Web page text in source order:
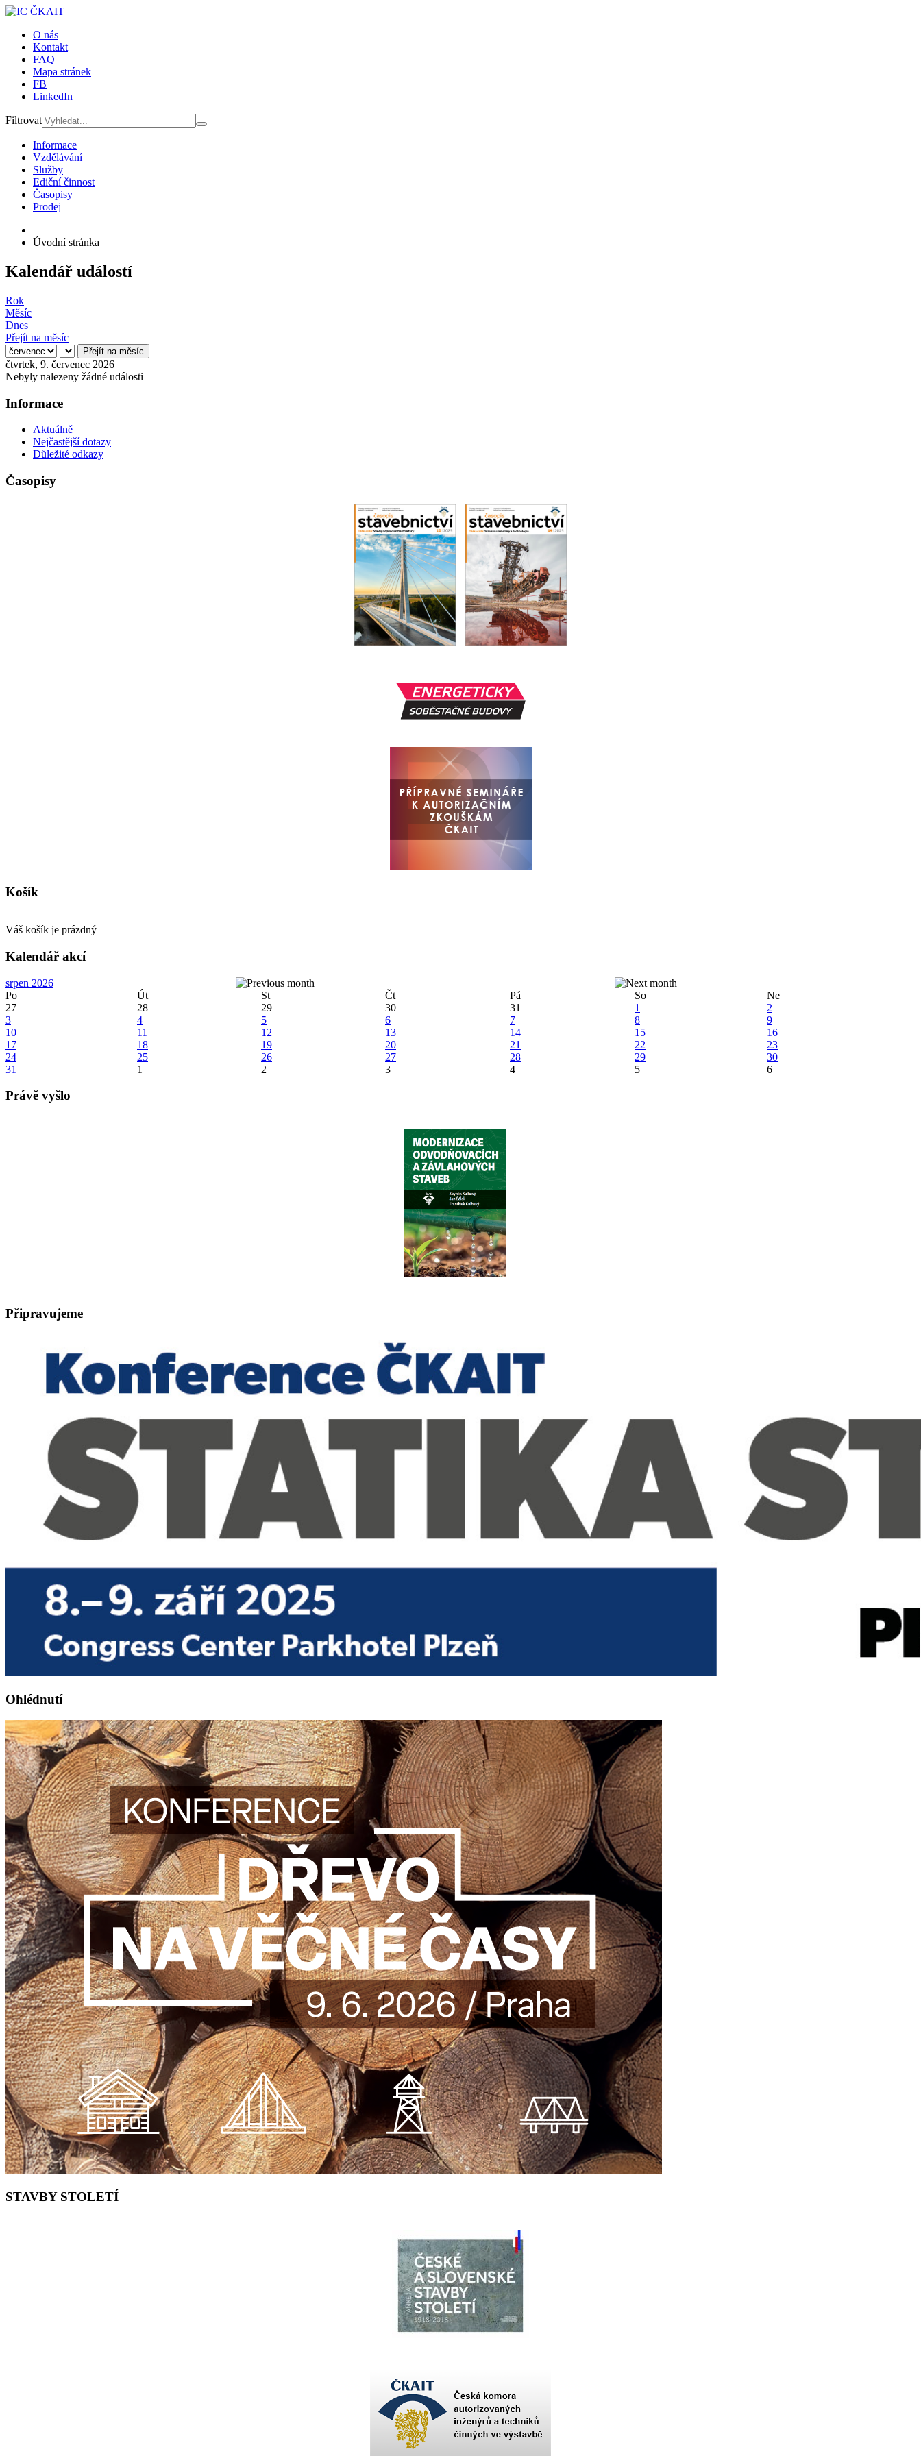
O nás
Kontakt
FAQ
Mapa stránek
FB
LinkedIn
Filtrovat
Informace
Vzdělávání
Služby
Ediční činnost
Časopisy
Prodej
Úvodní stránka
Kalendář událostí
Rok
Měsíc
Dnes
Přejít na měsíc
Přejít na měsíc
čtvrtek, 9. červenec 2026
Nebyly nalezeny žádné události
Informace
Aktuálně
Nejčastější dotazy
Důležité odkazy
Časopisy
Košík
Váš košík je prázdný
Kalendář akcí
srpen 2026
Po
Út St Čt Pá So
Ne
27
28 29 30 31 1
2
3
4 5 6 7 8
9
10
11 12 13 14 15
16
17
18 19 20 21 22
23
24
25 26 27 28 29
30
31
1 2 3 4 5 6
Právě vyšlo
Připravujeme
Ohlédnutí
STAVBY STOLETÍ